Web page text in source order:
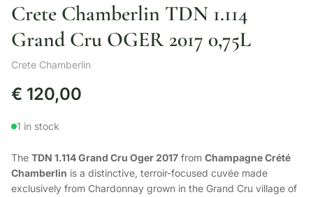
Crete Chamberlin TDN 1.114
Grand Cru OGER 2017 0,75L
Crete Chamberlin
€ 120,00
1 in stock
The TDN 1.114 Grand Cru Oger 2017 from Champagne Crété
Chamberlin is a distinctive, terroir-focused cuvée made
exclusively from Chardonnay grown in the Grand Cru village of